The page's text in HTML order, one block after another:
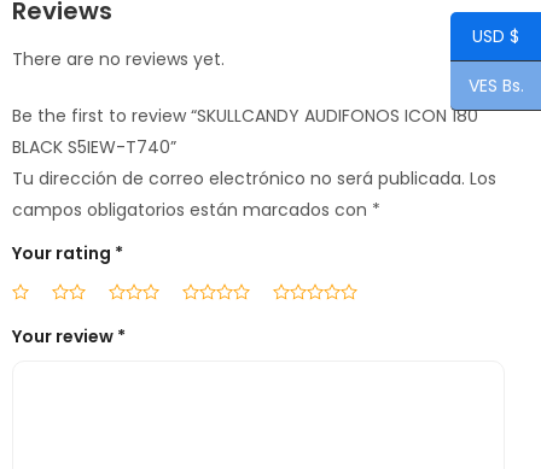
Reviews
There are no reviews yet.
Be the first to review “SKULLCANDY AUDIFONOS ICON 180
BLACK S5IEW-T740”
Tu dirección de correo electrónico no será publicada. Los
campos obligatorios están marcados con *
Your rating *
Your review *
USD $
VES Bs.